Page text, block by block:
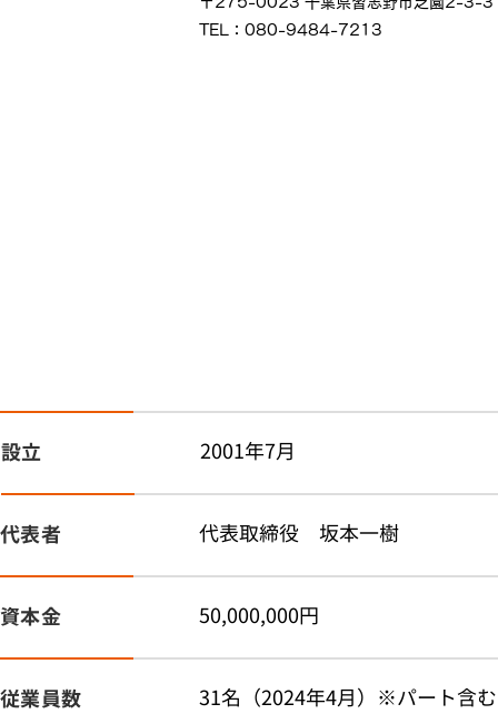
TEL：080-9484-7213
設立 2001年7月
代表者 代表取締役 坂本一樹
資本金 50,000,000円
従業員数 31名（2024年4月）※パート含む